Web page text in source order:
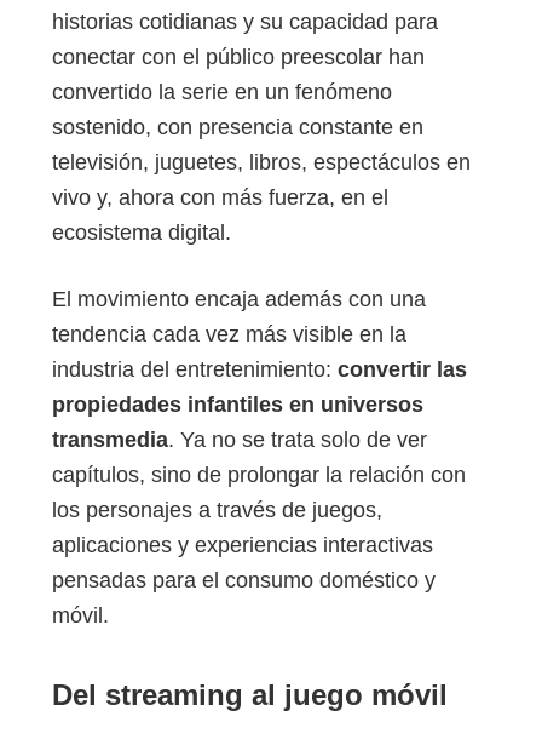
historias cotidianas y su capacidad para
conectar con el público preescolar han
convertido la serie en un fenómeno
sostenido, con presencia constante en
televisión, juguetes, libros, espectáculos en
vivo y, ahora con más fuerza, en el
ecosistema digital.
El movimiento encaja además con una
tendencia cada vez más visible en la
industria del entretenimiento: convertir las
propiedades infantiles en universos
transmedia. Ya no se trata solo de ver
capítulos, sino de prolongar la relación con
los personajes a través de juegos,
aplicaciones y experiencias interactivas
pensadas para el consumo doméstico y
móvil.
Del streaming al juego móvil